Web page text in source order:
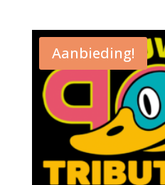
€ 30,00.€ 18,50.
Aanbieding!